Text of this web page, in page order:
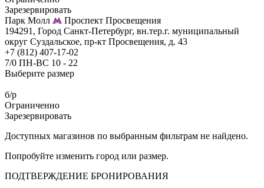
Зарезервировать
Парк Молл
Проспект Просвещения
194291, Город Санкт-Петербург, вн.тер.г. муниципальный
округ Суздальское, пр-кт Просвещения, д. 43
+7 (812) 407-17-02
7/0 ПН-ВС 10 - 22
Выберите размер
б/р
Ограниченно
Зарезервировать
Доступных магазинов по выбранным фильтрам не найдено.
Попробуйте изменить город или размер.
ПОДТВЕРЖДЕНИЕ БРОНИРОВАНИЯ